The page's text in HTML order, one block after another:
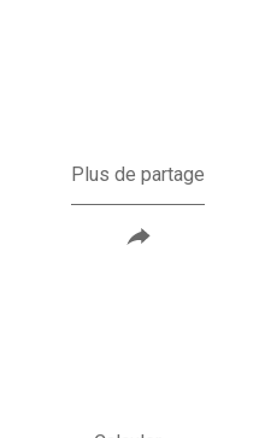
Plus de partage